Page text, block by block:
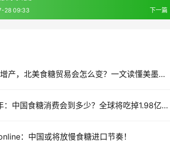
下一篇
28 09:33
墨西哥增产，北美食糖贸易会怎么变？一文读懂美墨食糖贸易
2033年：中国食糖消费会到多少？全球将吃掉1.98亿吨糖，新增需求来自哪里？
：中国或将放慢食糖进口节奏！